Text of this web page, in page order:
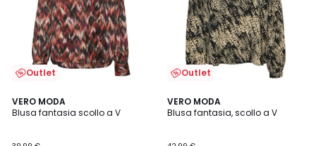
Outlet
VERO MODA
Blusa fantasia scollo a V
5
/
Outlet
VERO MODA
Blusa fantasia, scollo a V
5
/